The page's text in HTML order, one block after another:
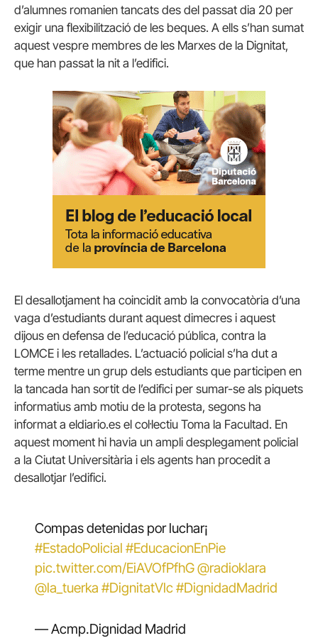
d’alumnes romanien tancats des del passat dia 20 per
exigir una flexibilització de les beques. A ells s’han sumat
aquest vespre membres de les Marxes de la Dignitat,
que han passat la nit a l’edifici.
El desallotjament ha coincidit amb la convocatòria d’una
vaga d’estudiants durant aquest dimecres i aquest
dijous en defensa de l’educació pública, contra la
LOMCE i les retallades. L’actuació policial s’ha dut a
terme mentre un grup dels estudiants que participen en
la tancada han sortit de l’edifici per sumar-se als piquets
informatius amb motiu de la protesta, segons ha
informat a eldiario.es el col·lectiu Toma la Facultad. En
aquest moment hi havia un ampli desplegament policial
a la Ciutat Universitària i els agents han procedit a
desallotjar l’edifici.
Compas detenidas por luchar¡
#EstadoPolicial #EducacionEnPie
pic.twitter.com/EiAVOfPfhG@radioklara
@la_tuerka #DignitatVlc#DignidadMadrid
— Acmp.Dignidad Madrid